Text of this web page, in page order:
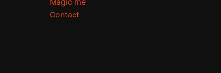
Magic me
Contact